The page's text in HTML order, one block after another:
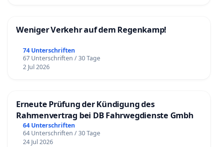
Weniger Verkehr auf dem Regenkamp!
74 Unterschriften
67 Unterschriften / 30 Tage
2 Jul 2026
Erneute Prüfung der Kündigung des
Rahmenvertrag bei DB Fahrwegdienste Gmbh
64 Unterschriften
64 Unterschriften / 30 Tage
24 Jul 2026